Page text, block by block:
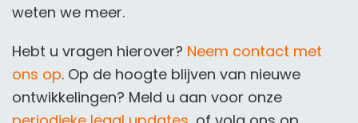
weten we meer.
Hebt u vragen hierover? Neem contact met
ons op. Op de hoogte blijven van nieuwe
ontwikkelingen? Meld u aan voor onze